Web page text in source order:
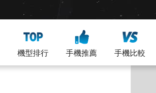
機型排行 手機推薦 手機比較